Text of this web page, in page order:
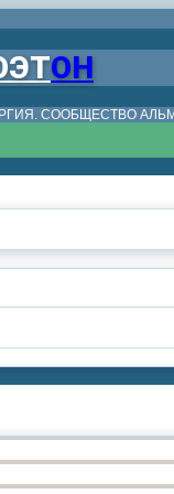
ОН
СООБЩЕСТВО